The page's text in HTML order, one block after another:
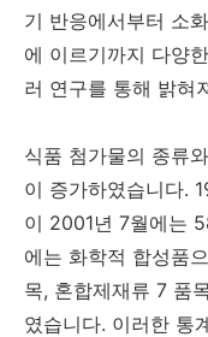
기 반응에서부터 소
에 이르기까지 다양
러 연구를 통해 밝혀
식품 첨가물의 종류
이 증가하였습니다.
이 2001년 7월에는
에는 화학적 합성품
목, 혼합제재류 7 품
였습니다. 이러한 통